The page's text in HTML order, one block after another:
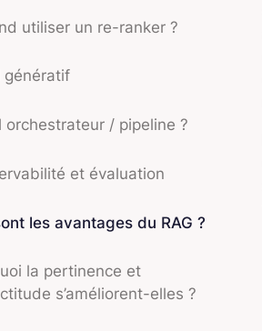
utiliser un re-ranker ?
génératif
orchestrateur / pipeline ?
et évaluation
les avantages du RAG ?
la pertinence et
s’améliorent-elles ?